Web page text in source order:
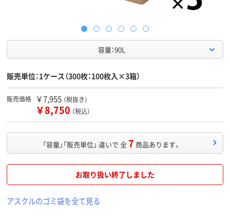
容量：90L
販売単位：1ケース（300枚：100枚入×3箱）
販売価格 ￥7,955 （税抜き）
￥8,750 （税込）
「容量」「販売単位」 違いで 全7 商品あります。
お取り扱い終了しました
アスクルのゴミ袋を全て見る